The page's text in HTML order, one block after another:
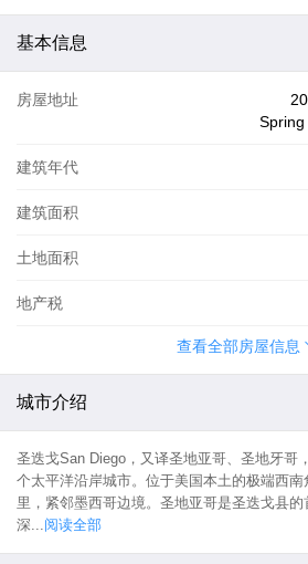
基本信息
房屋地址
Spring
建筑年代
建筑面积
土地面积
地产税
查看全部房屋信息
城市介绍
圣迭戈San Diego，又译圣地亚哥、圣地牙哥
个太平洋沿岸城市。位于美国本土的极端西
里，紧邻墨西哥边境。圣地亚哥是圣迭戈县
深...阅读全部